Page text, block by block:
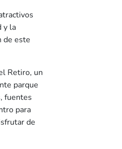
y la
de este
Retiro, un
parque
fuentes
para
de